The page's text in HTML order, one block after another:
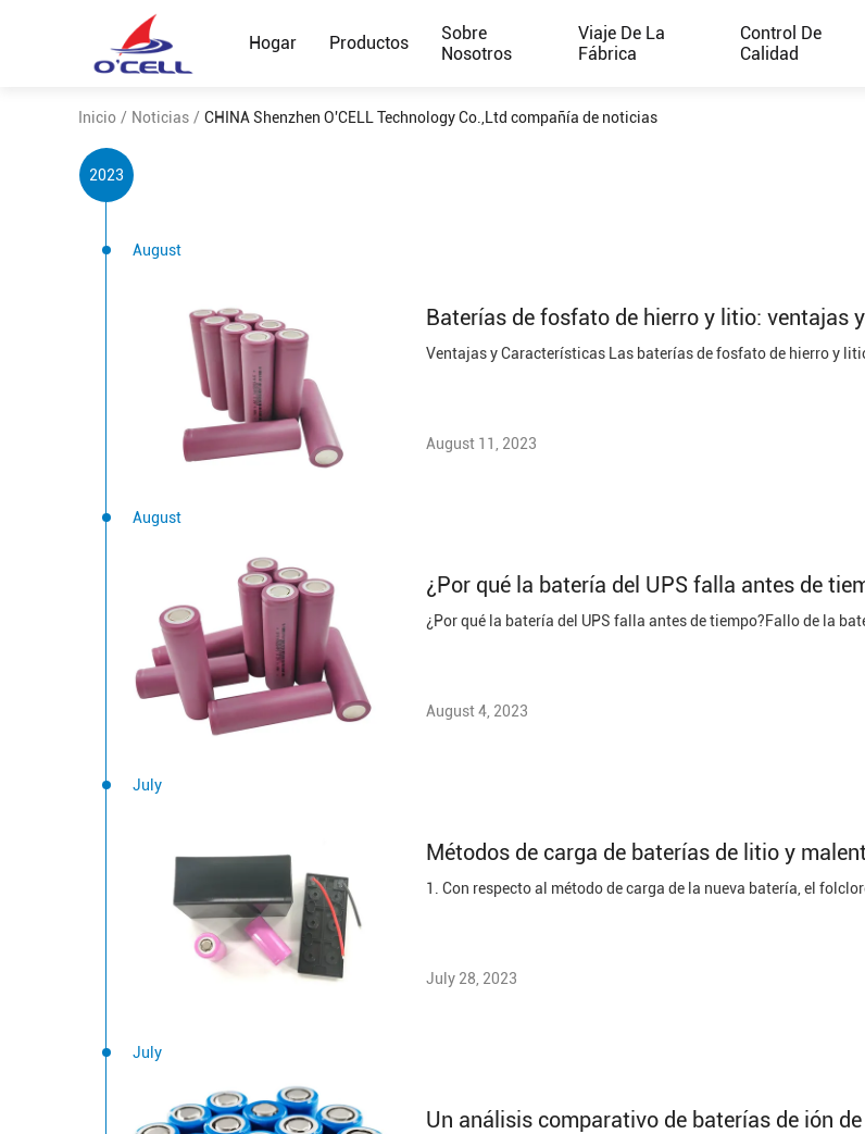
Hogar Productos
Sobre
Nosotros
Viaje De La
Fábrica
Control De
Calidad
Inicio / Noticias / CHINA Shenzhen O'CELL Technology Co.,Ltd compañía de noticias
2023
August
Baterías de fosfato de hierro y litio: ventajas
August 11, 2023
August
¿Por qué la batería del UPS falla antes de
August 4, 2023
July
Métodos de carga de baterías de litio y
July 28, 2023
July
Un análisis comparativo de baterías de ión